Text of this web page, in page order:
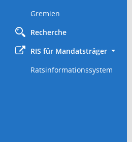
Gremien
Recherche
RIS für Mandatsträger
Ratsinformationssystem